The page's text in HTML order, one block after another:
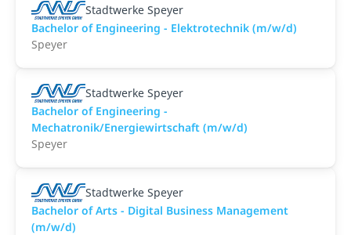
Stadtwerke Speyer
Bachelor of Engineering - Elektrotechnik (m/w/d)
Speyer
Stadtwerke Speyer
Bachelor of Engineering -
Mechatronik/Energiewirtschaft (m/w/d)
Speyer
Stadtwerke Speyer
Bachelor of Arts - Digital Business Management
(m/w/d)